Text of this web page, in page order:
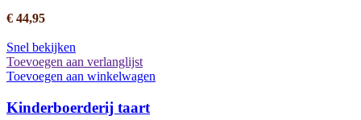
€ 44,95
Snel bekijken
Toevoegen aan verlanglijst
Toevoegen aan winkelwagen
Kinderboerderij taart